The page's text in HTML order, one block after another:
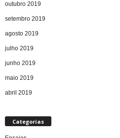
outubro 2019
setembro 2019
agosto 2019
julho 2019
junho 2019
maio 2019
abril 2019
Categorias